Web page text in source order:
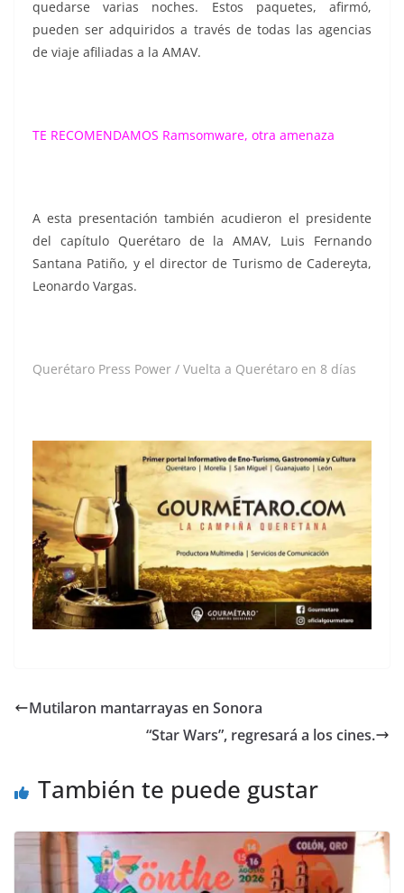
quedarse varias noches. Estos paquetes, afirmó,
pueden ser adquiridos a través de todas las agencias
de viaje afiliadas a la AMAV.
TE RECOMENDAMOS Ramsomware, otra amenaza
A esta presentación también acudieron el presidente
del capítulo Querétaro de la AMAV, Luis Fernando
Santana Patiño, y el director de Turismo de Cadereyta,
Leonardo Vargas.
Querétaro Press Power / Vuelta a Querétaro en 8 días
Mutilaron mantarrayas en Sonora
“Star Wars”, regresará a los cines.
También te puede gustar